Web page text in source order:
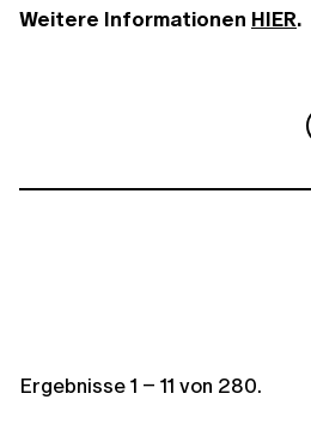
Weitere Informationen HIER.
Ergebnisse1 – 11 von 280.